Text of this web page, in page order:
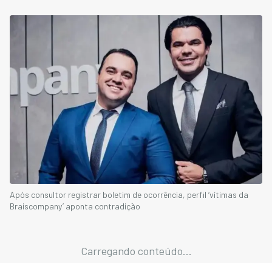
Após consultor registrar boletim de ocorrência, perfil ‘vítimas da
Braiscompany’ aponta contradição
Carregando conteúdo...